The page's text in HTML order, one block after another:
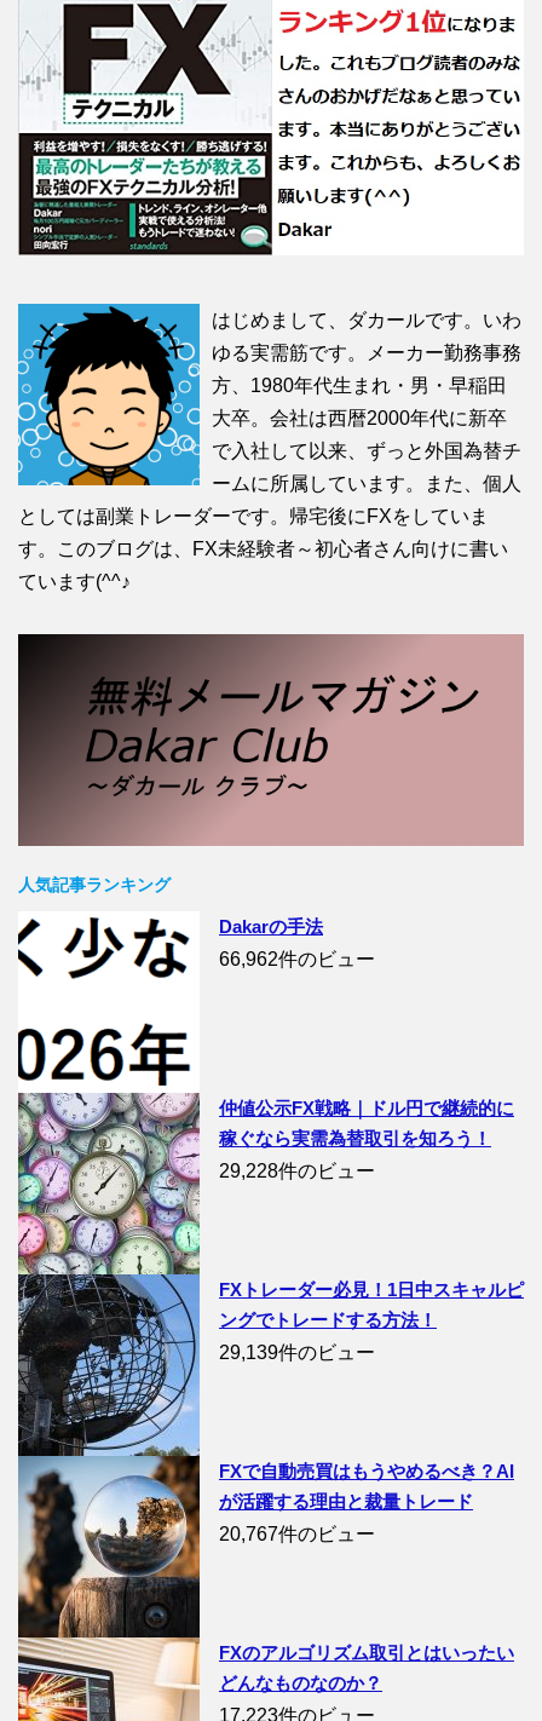
はじめまして、ダカールです。いわ
ゆる実需筋です。メーカー勤務事務
方、1980年代生まれ・男・早稲田
大卒。会社は西暦2000年代に新卒
で入社して以来、ずっと外国為替チ
ームに所属しています。また、個人
としては副業トレーダーです。帰宅後にFXをしていま
す。このブログは、FX未経験者～初心者さん向けに書い
ています(^^♪
人気記事ランキング
Dakarの手法
66,962件のビュー
仲値公示FX戦略｜ドル円で継続的に
稼ぐなら実需為替取引を知ろう！
29,228件のビュー
FXトレーダー必見！1日中スキャルピ
ングでトレードする方法！
29,139件のビュー
FXで自動売買はもうやめるべき？AI
が活躍する理由と裁量トレード
20,767件のビュー
FXのアルゴリズム取引とはいったい
どんなものなのか？
17,223件のビュー